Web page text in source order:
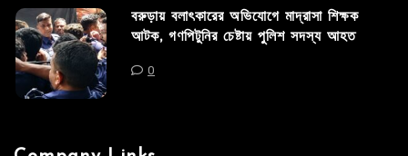
বরুড়ায় বলাৎকারের অভিযোগে মাদ্রাসা শিক্ষক
আটক, গণপিটুনির চেষ্টায় পুলিশ সদস্য আহত
0